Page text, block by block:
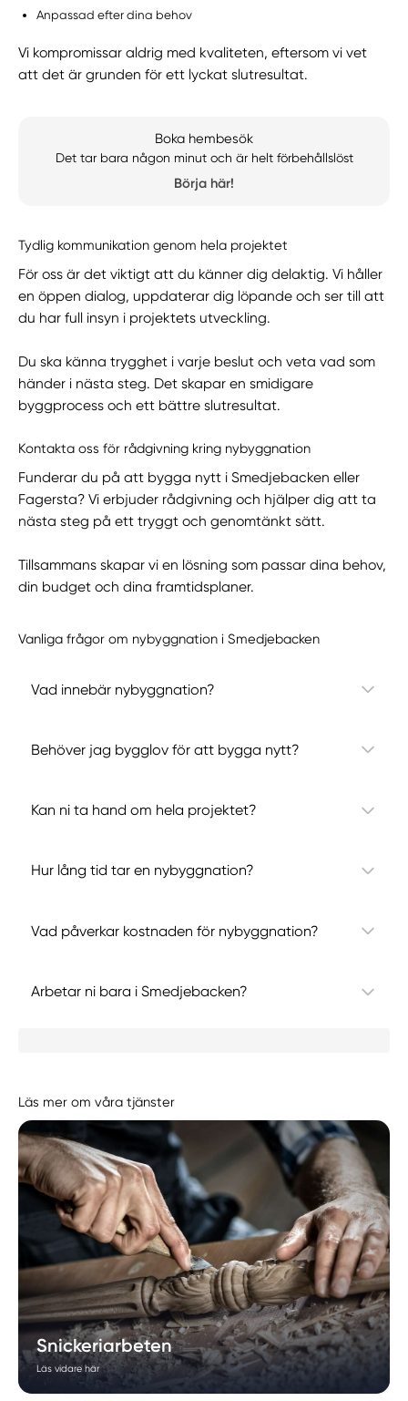
Anpassad efter dina behov
Vi kompromissar aldrig med kvaliteten, eftersom vi vet
att det är grunden för ett lyckat slutresultat.
Boka hembesök
Det tar bara någon minut och är helt förbehållslöst
Börja här!
Tydlig kommunikation genom hela projektet
För oss är det viktigt att du känner dig delaktig. Vi håller
en öppen dialog, uppdaterar dig löpande och ser till att
du har full insyn i projektets utveckling.
Du ska känna trygghet i varje beslut och veta vad som
händer i nästa steg. Det skapar en smidigare
byggprocess och ett bättre slutresultat.
Kontakta oss för rådgivning kring nybyggnation
Funderar du på att bygga nytt i Smedjebacken eller
Fagersta? Vi erbjuder rådgivning och hjälper dig att ta
nästa steg på ett tryggt och genomtänkt sätt.
Tillsammans skapar vi en lösning som passar dina behov,
din budget och dina framtidsplaner.
Vanliga frågor om nybyggnation i Smedjebacken
Vad innebär nybyggnation?
Behöver jag bygglov för att bygga nytt?
Kan ni ta hand om hela projektet?
Hur lång tid tar en nybyggnation?
Vad påverkar kostnaden för nybyggnation?
Arbetar ni bara i Smedjebacken?
Läs mer om våra tjänster
Snickeriarbeten
Läs vidare här